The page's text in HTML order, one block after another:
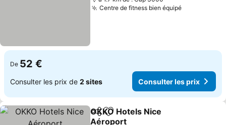
Centre de fitness bien équipéConsulter
De 52 €
Consulter les prix de 2 sites Consulter les prix
PartagerAjouter à mes favoris
OKKO Hotels Nice
Aéroport